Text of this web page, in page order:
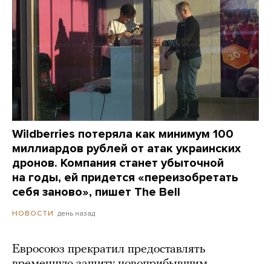
Wildberries потеряла как минимум 100
миллиардов рублей от атак украинских
дронов. Компания станет убыточной
на годы, ей придется «переизобретать
себя заново», пишет The Bell
НОВОСТИ день назад
Евросоюз прекратил предоставлять